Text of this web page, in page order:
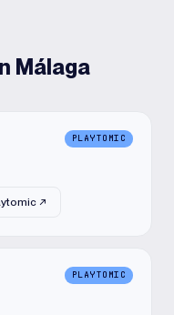
Málaga
PLAYTOMIC
↗
PLAYTOMIC